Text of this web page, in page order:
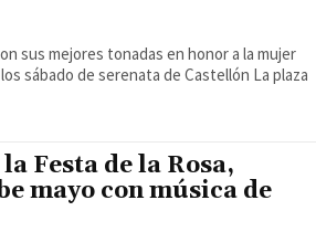
sus mejores tonadas en honor a la mujer
de serenata de Castellón La plaza
Festa de la Rosa,
mayo con música de